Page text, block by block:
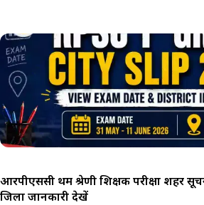
आरपीएससी प्रथम श्रेणी शिक्षक परीक्षा शहर
जिला जानकारी देखें